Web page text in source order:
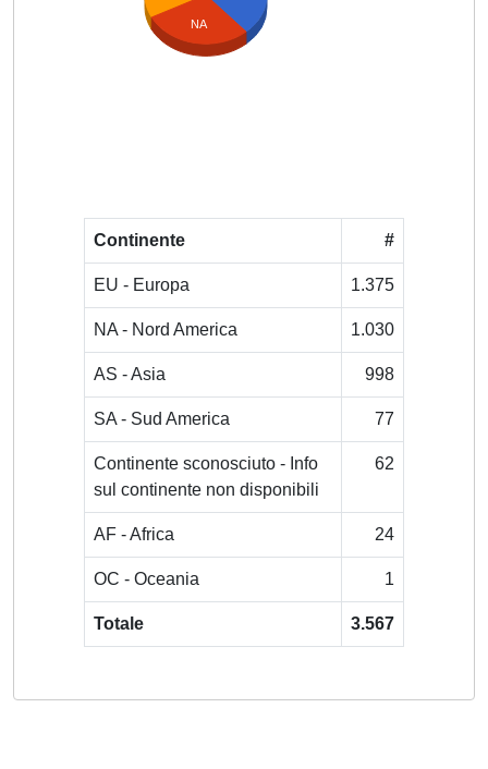
NA
Continente #
EU - Europa 1.375
NA - Nord America 1.030
AS - Asia 998
SA - Sud America 77
Continente sconosciuto - Info
sul continente non disponibili
62
AF - Africa 24
OC - Oceania 1
Totale 3.567